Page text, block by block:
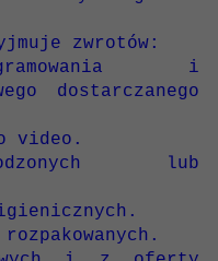
zwrotów:
i
dostarczanego
video.
lub